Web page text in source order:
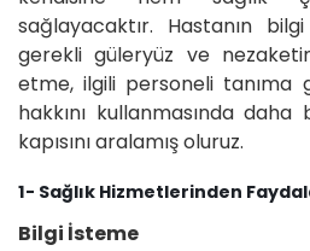
sağlayacaktır. Hastanın
gerekli güleryüz ve
etme, ilgili personeli tanıma
hakkını kullanmasında
kapısını aralamış oluruz.
1- Sağlık Hizmetlerinden
Bilgi İsteme